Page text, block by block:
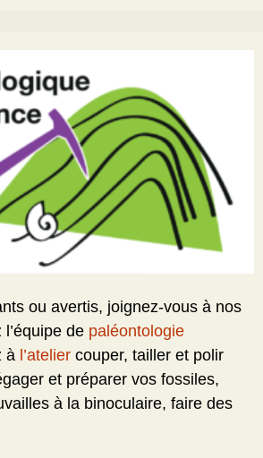
ou avertis, joignez-vous à nos
de paléontologie
à l’atelier couper, tailler et polir
et préparer vos fossiles,
à la binoculaire, faire des